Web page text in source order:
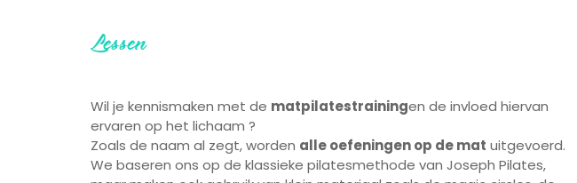
Lessen
Wil je kennismaken met de matpilatestrainingen de invloed hiervan
ervaren op het lichaam ?
Zoals de naam al zegt, worden alle oefeningen op de mat uitgevoerd.
We baseren ons op de klassieke pilatesmethode van Joseph Pilates,